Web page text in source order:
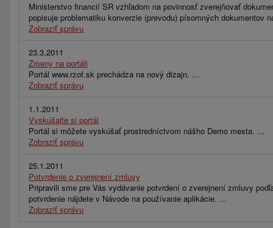
Ministerstvo financií SR vzhľadom na povinnosť zverejňovať
popisuje problematiku konverzie (prevodu) písomných dokumentov
Zobraziť správu
23.3.2011
Zmeny na portáli
Portál www.rzof.sk prechádza na nový dizajn. ...
Zobraziť správu
1.1.2011
Vyskúšajte si portál
Portál si môžete vyskúšať prostredníctvom nášho Demo mesta. ...
Zobraziť správu
25.1.2011
Potvrdenie o zverejnení zmluvy
Pripravili sme pre Vás vydávanie potvrdení o zverejnení zmluvy
potvrdenie nájdete v Návode na používanie aplikácie. ...
Zobraziť správu